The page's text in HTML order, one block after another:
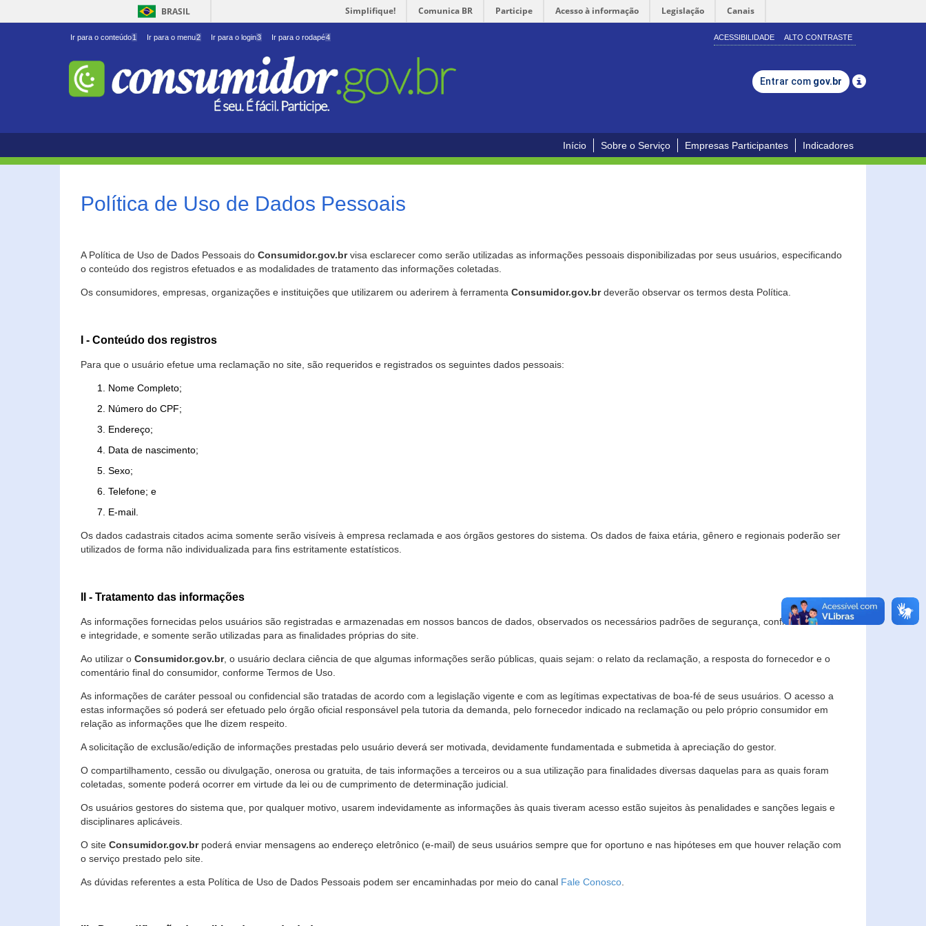
BRASIL Simplifique! Comunica BR Participe Acesso à informação Legislação Canais
Ir para o conteúdo1 Ir para o menu2 Ir para o login3 Ir para o rodapé4 ACESSIBILIDADE ALTO CONTRASTE
Entrar com gov.br
Início Sobre o Serviço Empresas Participantes Indicadores
Política de Uso de Dados Pessoais
A Política de Uso de Dados Pessoais do Consumidor.gov.brvisa esclarecer como serão utilizadas as informações pessoais disponibilizadas por seus usuários, especificando
o conteúdo dos registros efetuados e as modalidades de tratamento das informações coletadas.
Os consumidores, empresas, organizações e instituições que utilizarem ou aderirem à ferramenta Consumidor.gov.brdeverão observar os termos desta Política.
I - Conteúdo dos registros
Para que o usuário efetue uma reclamação no site, são requeridos e registrados os seguintes dados pessoais:
Nome Completo;
Número do CPF;
Endereço;
Data de nascimento;
Sexo;
Telefone; e
E-mail.
Os dados cadastrais citados acima somente serão visíveis à empresa reclamada e aos órgãos gestores do sistema. Os dados de faixa etária, gênero e regionais poderão ser
utilizados de forma não individualizada para fins estritamente estatísticos.
II - Tratamento das informações
As informações fornecidas pelos usuários são registradas e armazenadas em nossos bancos de dados, observados os necessários padrões de segurança, confidencialidade
e integridade, e somente serão utilizadas para as finalidades próprias do site.
Ao utilizar o Consumidor.gov.br, o usuário declara ciência de que algumas informações serão públicas, quais sejam: o relato da reclamação, a resposta do fornecedor e o
comentário final do consumidor, conforme Termos de Uso.
As informações de caráter pessoal ou confidencial são tratadas de acordo com a legislação vigente e com as legítimas expectativas de boa-fé de seus usuários. O acesso a
estas informações só poderá ser efetuado pelo órgão oficial responsável pela tutoria da demanda, pelo fornecedor indicado na reclamação ou pelo próprio consumidor em
relação as informações que lhe dizem respeito.
A solicitação de exclusão/edição de informações prestadas pelo usuário deverá ser motivada, devidamente fundamentada e submetida à apreciação do gestor.
O compartilhamento, cessão ou divulgação, onerosa ou gratuita, de tais informações a terceiros ou a sua utilização para finalidades diversas daquelas para as quais foram
coletadas, somente poderá ocorrer em virtude da lei ou de cumprimento de determinação judicial.
Os usuários gestores do sistema que, por qualquer motivo, usarem indevidamente as informações às quais tiveram acesso estão sujeitos às penalidades e sanções legais e
disciplinares aplicáveis.
O site Consumidor.gov.brpoderá enviar mensagens ao endereço eletrônico (e-mail) de seus usuários sempre que for oportuno e nas hipóteses em que houver relação com
o serviço prestado pelo site.
As dúvidas referentes a esta Política de Uso de Dados Pessoais podem ser encaminhadas por meio do canal Fale Conosco